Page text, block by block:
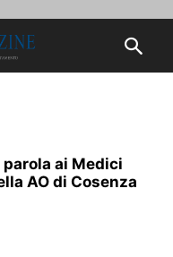
ai Medici
AO di Cosenza